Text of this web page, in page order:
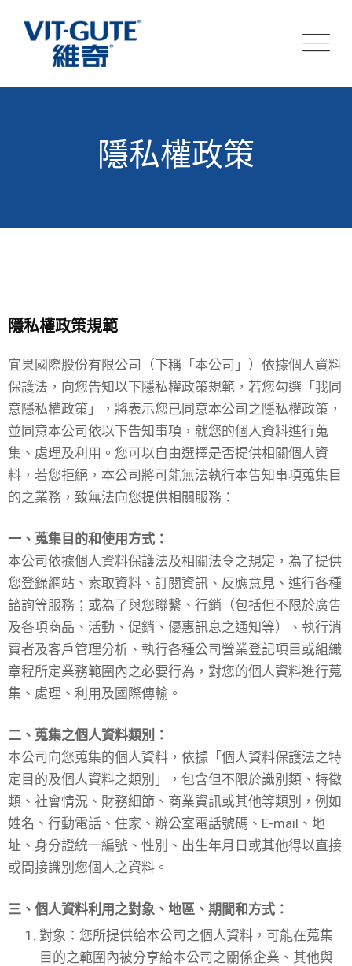
隱私權政策
隱私權政策規範
宜果國際股份有限公司（下稱「本公司」）依據個人資料
保護法，向您告知以下隱私權政策規範，若您勾選「我同
意隱私權政策」，將表示您已同意本公司之隱私權政策，
並同意本公司依以下告知事項，就您的個人資料進行蒐
集、處理及利用。您可以自由選擇是否提供相關個人資
料，若您拒絕，本公司將可能無法執行本告知事項蒐集目
的之業務，致無法向您提供相關服務：
一、蒐集目的和使用方式：
本公司依據個人資料保護法及相關法令之規定，為了提供
您登錄網站、索取資料、訂閱資訊、反應意見、進行各種
諮詢等服務；或為了與您聯繫、行銷（包括但不限於廣告
及各項商品、活動、促銷、優惠訊息之通知等）、執行消
費者及客戶管理分析、執行各種公司營業登記項目或組織
章程所定業務範圍內之必要行為，對您的個人資料進行蒐
集、處理、利用及國際傳輸。
二、蒐集之個人資料類別：
本公司向您蒐集的個人資料，依據「個人資料保護法之特
定目的及個人資料之類別」，包含但不限於識別類、特徵
類、社會情況、財務細節、商業資訊或其他等類別，例如
姓名、行動電話、住家、辦公室電話號碼、E-mail、地
址、身分證統一編號、性別、出生年月日或其他得以直接
或間接識別您個人之資料。
三、個人資料利用之對象、地區、期間和方式：
對象：您所提供給本公司之個人資料，可能在蒐集
目的之範圍內被分享給本公司之關係企業、其他與